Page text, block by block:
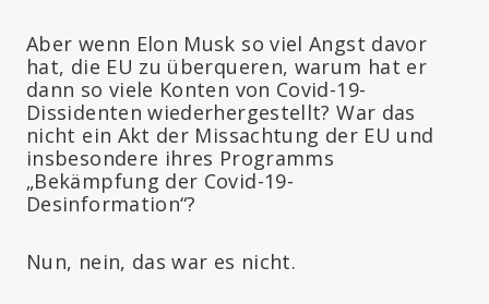
Aber wenn Elon Musk so viel Angst davor
hat, die EU zu überqueren, warum hat er
dann so viele Konten von Covid-19-
Dissidenten wiederhergestellt? War das
nicht ein Akt der Missachtung der EU und
insbesondere ihres Programms
„Bekämpfung der Covid-19-
Desinformation“?
Nun, nein, das war es nicht.